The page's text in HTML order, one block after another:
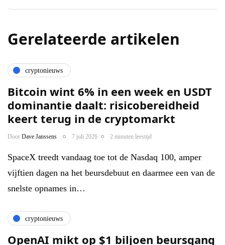
Gerelateerde artikelen
cryptonieuws
Bitcoin wint 6% in een week en USDT
dominantie daalt: risicobereidheid
keert terug in de cryptomarkt
Door Dave Janssens 7 juli 2026 2 minuten leestijd
SpaceX treedt vandaag toe tot de Nasdaq 100, amper
vijftien dagen na het beursdebuut en daarmee een van de
snelste opnames in…
cryptonieuws
OpenAI mikt op $1 biljoen beursgang